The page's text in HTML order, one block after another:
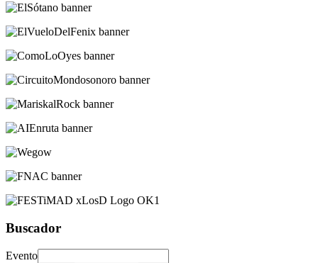
Buscador
Evento